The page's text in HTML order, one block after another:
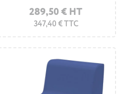
289,50 € HT
347,40 € TTC